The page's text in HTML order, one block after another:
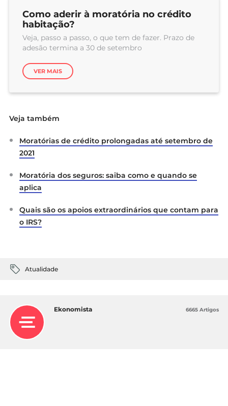
Como aderir à moratória no crédito
habitação?
Veja, passo a passo, o que tem de fazer. Prazo de
adesão termina a 30 de setembro
VER MAIS
Veja também
Moratórias de crédito prolongadas até setembro de
2021
Moratória dos seguros: saiba como e quando se
aplica
Quais são os apoios extraordinários que contam para
o IRS?
Atualidade
Ekonomista 6665 Artigos